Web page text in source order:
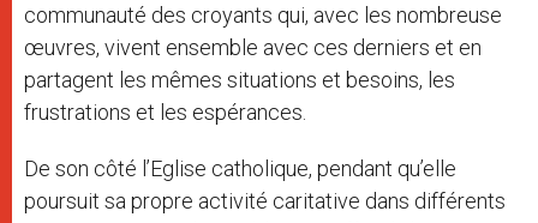
communauté des croyants qui, avec les nombreuse
œuvres, vivent ensemble avec ces derniers et en
partagent les mêmes situations et besoins, les
frustrations et les espérances.
De son côté l’Eglise catholique, pendant qu’elle
poursuit sa propre activité caritative dans différents